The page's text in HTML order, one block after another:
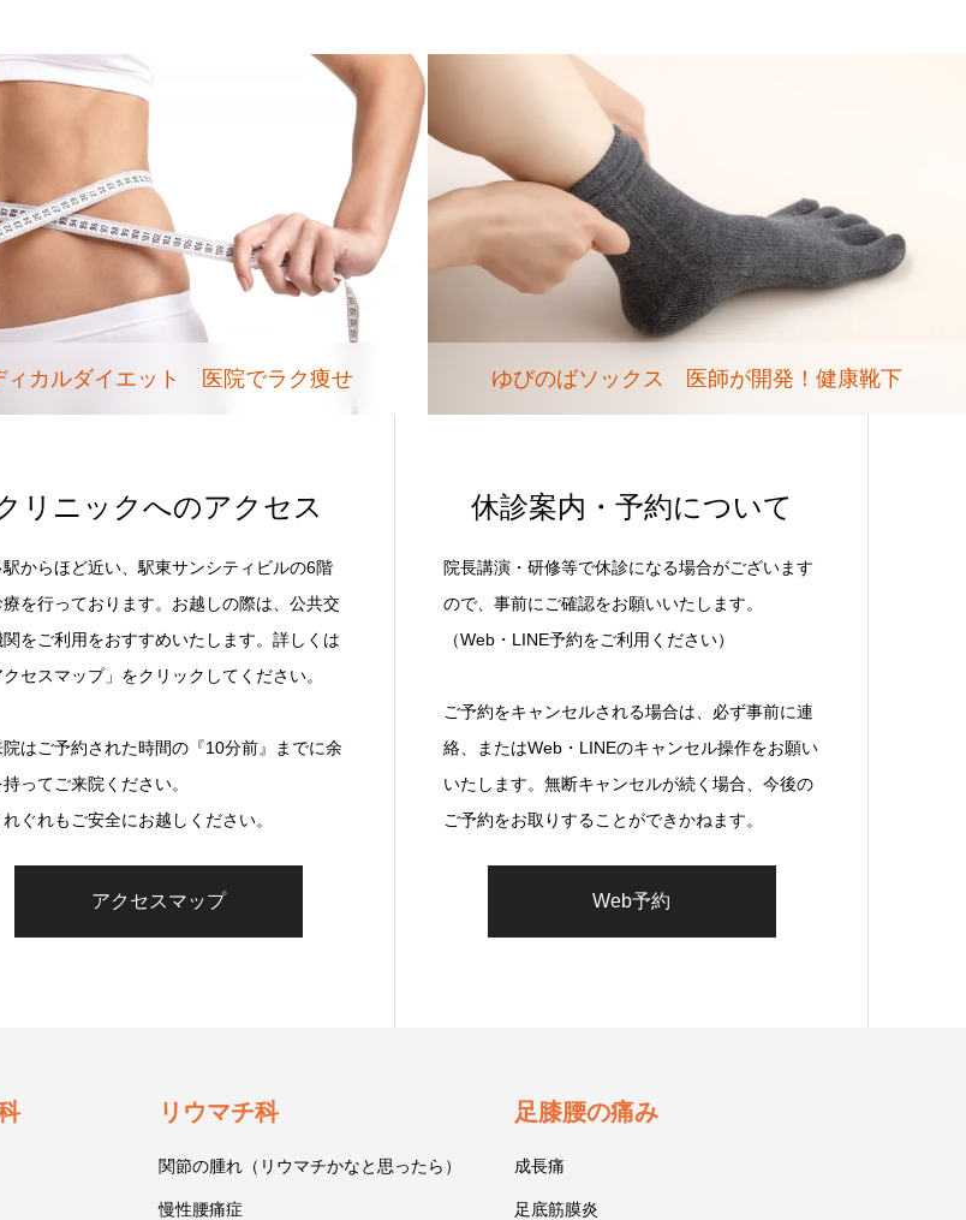
ィカルダイエット 医院でラク痩せ ゆびのばソックス 医師が開発！健康靴下
リニックへのアクセス
駅からほど近い、駅東サンシティビルの6階
療を行っております。お越しの際は、公共交
関をご利用をおすすめいたします。詳しくは
クセスマップ」をクリックしてください。
院はご予約された時間の『10分前』までに余
ってご来院ください。
ぐれもご安全にお越しください。
アクセスマップ
休診案内・予約について
院長講演・研修等で休診になる場合がございます
ので、事前にご確認をお願いいたします。
（Web・LINE予約をご利用ください）
ご予約をキャンセルされる場合は、必ず事前に連
絡、またはWeb・LINEのキャンセル操作をお願い
いたします。無断キャンセルが続く場合、今後の
ご予約をお取りすることができかねます。
Web予約
リウマチ科
関節の腫れ（リウマチかなと思ったら）
慢性腰痛症
足膝腰の痛み
成長痛
足底筋膜炎